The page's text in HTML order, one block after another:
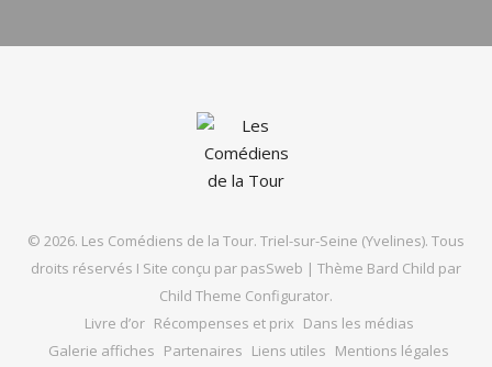
© 2026. Les Comédiens de la Tour. Triel-sur-Seine (Yvelines). Tous
droits réservés I Site conçu par pasSweb | Thème Bard Child par
Child Theme Configurator.
Livre d’or Récompenses et prix Dans les médias
Galerie affiches Partenaires Liens utiles Mentions légales